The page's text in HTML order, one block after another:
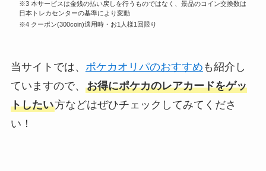
※3 本サービスは金銭の払い戻しを行うものではなく、景品のコイン交換数は
日本トレカセンターの基準により変動
※4 クーポン(300coin)適用時・お1人様1回限り
当サイトでは、 ポケカオリパのおすすめ も紹介し
ていますので、 お得にポケカのレアカードをゲッ
トしたい方などはぜひチェックしてみてくださ
い！